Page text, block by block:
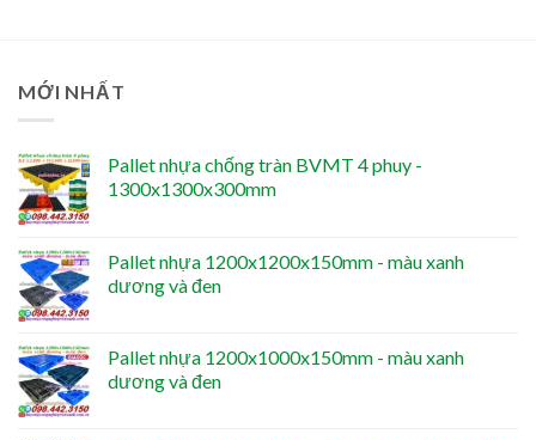
MỚI NHẤT
Pallet nhựa chống tràn BVMT 4 phuy -
1300x1300x300mm
Pallet nhựa 1200x1200x150mm - màu xanh
dương và đen
Pallet nhựa 1200x1000x150mm - màu xanh
dương và đen